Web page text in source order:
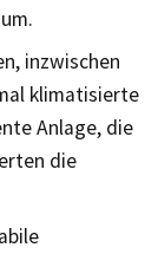
inzwischen
klimatisierte
Anlage, die
die